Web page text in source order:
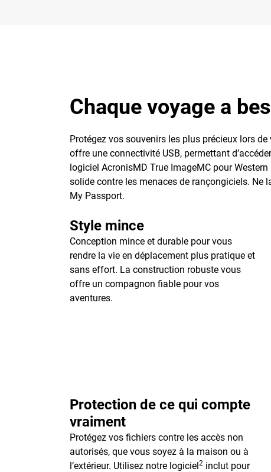
Chaque voyage a
Protégez vos souvenirs les plus précieux lors
offre une connectivité USB, permettant
logiciel AcronisMD True ImageMC pour
solide contre les menaces de rançongiciels. Ne
My Passport.
Style mince
Conception mince et durable pour vous
rendre la vie en déplacement plus pratique et
sans effort. La construction robuste vous
offre un compagnon fiable pour vos
aventures.
Protection de ce qui compte
vraiment
Protégez vos fichiers contre les accès non
autorisés, que vous soyez à la maison ou à
l’extérieur. Utilisez notre logiciel2 inclut pour